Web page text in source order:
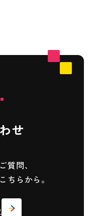
せ
質問、
ちらから。